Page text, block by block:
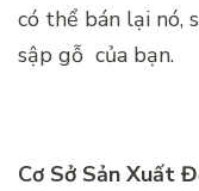
có thể bán lại nó,
sập gỗ của bạn.
Cơ Sở Sản Xuất